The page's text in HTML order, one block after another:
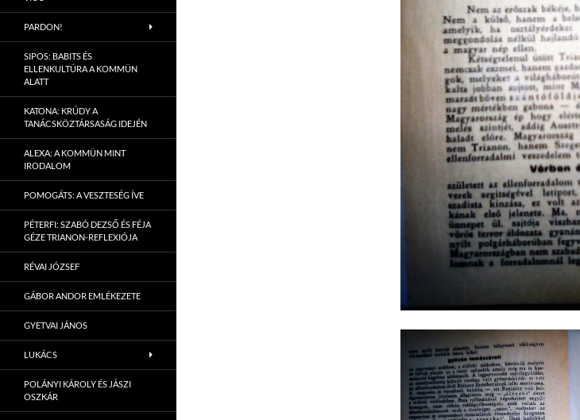
PARDON!
SIPOS: BABITS ÉS
ELLENKULTÚRA A KOMMÜN
ALATT
KATONA: KRÚDY A
TANÁCSKÖZTÁRSASÁG IDEJÉN
ALEXA: A KOMMÜN MINT
IRODALOM
POMOGÁTS: A VESZTESÉG ÍVE
PÉTERFI: SZABÓ DEZSŐ ÉS FÉJA
GÉZE TRIANON-REFLEXIÓJA
RÉVAI JÓZSEF
GÁBOR ANDOR EMLÉKEZETE
GYETVAI JÁNOS
LUKÁCS
POLÁNYI KÁROLY ÉS JÁSZI
OSZKÁR